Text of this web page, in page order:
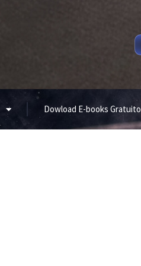
Dowload E-books Gratuito